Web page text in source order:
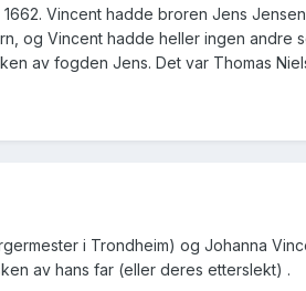
Vincent hadde broren Jens
og Vincent hadde heller ingen andre
av fogden Jens. Det var Thomas
i Trondheim) og Johanna
av hans far (eller deres etterslekt) .